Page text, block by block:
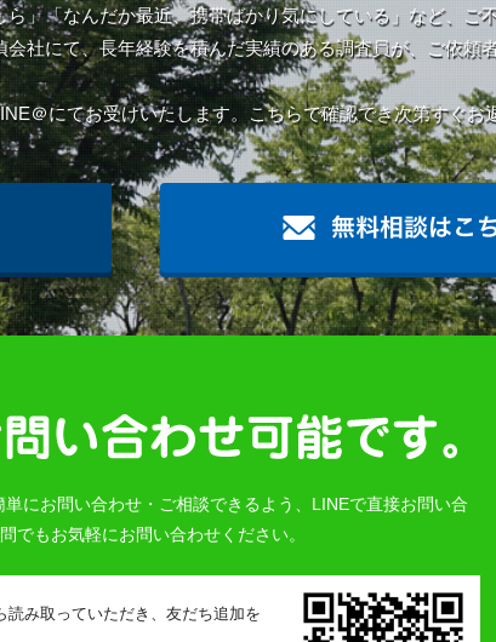
ら」「なんだか最近、携帯ばかり気にしている」など、ご
社にて、長年経験を積んだ実績のある調査員が、ご依頼
＠にてお受けいたします。こちらで確認でき次第すぐお
にお問い合わせ・ご相談できるよう、LINEで直接お問い合
でもお気軽にお問い合わせください。
み取っていただき、友だち追加を